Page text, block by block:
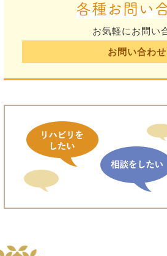
各種お問い
お気軽にお問い
お問い合わ